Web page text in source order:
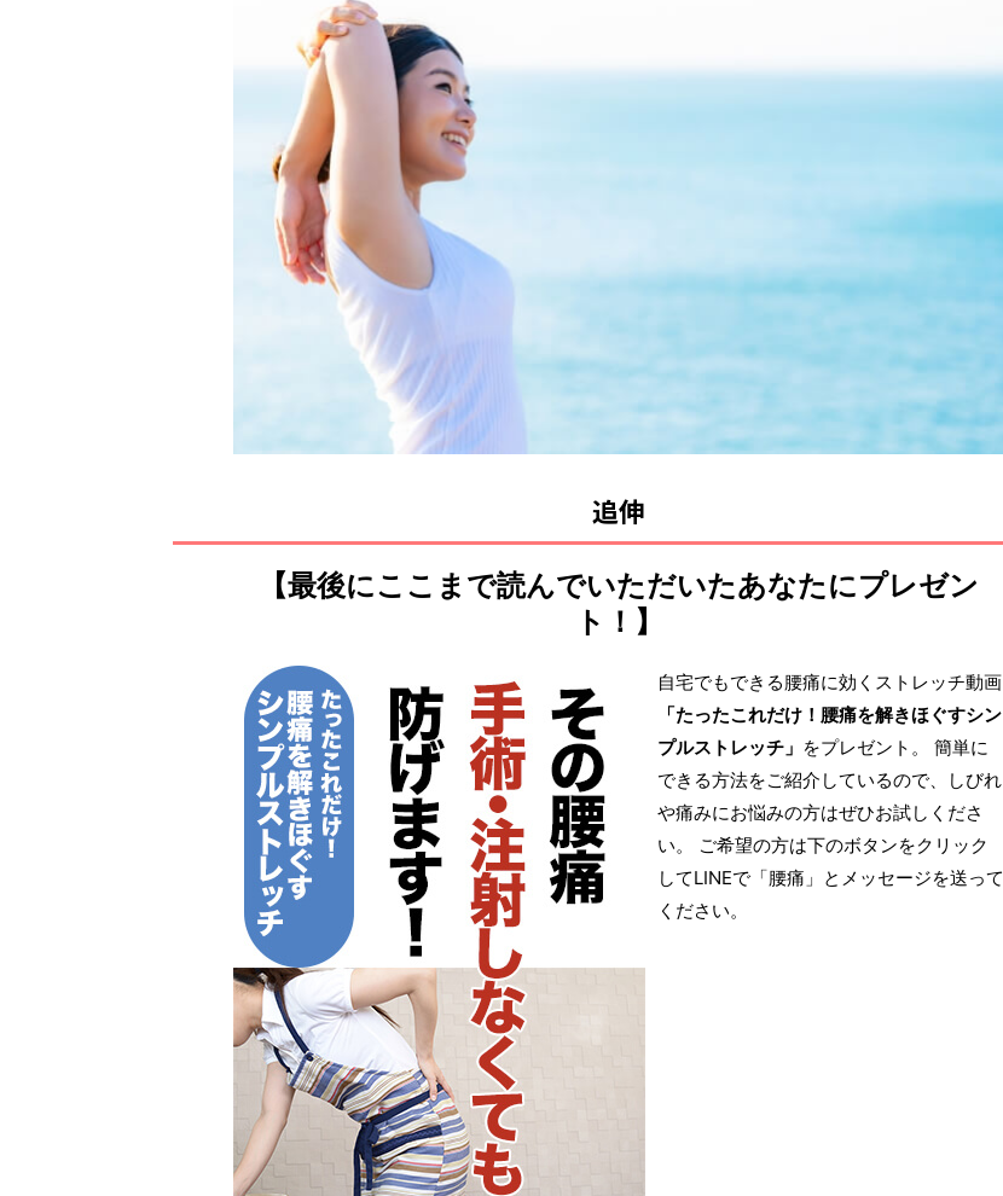
追伸
【最後にここまで読んでいただいたあなたにプレゼン
ト！】
自宅でもできる腰痛に効くストレッチ動画
「たったこれだけ！腰痛を解きほぐすシン
プルストレッチ」 をプレゼント。 簡単に
できる方法をご紹介しているので、しびれ
や痛みにお悩みの方はぜひお試しくださ
い。 ご希望の方は下のボタンをクリック
してLINEで「腰痛」とメッセージを送って
ください。